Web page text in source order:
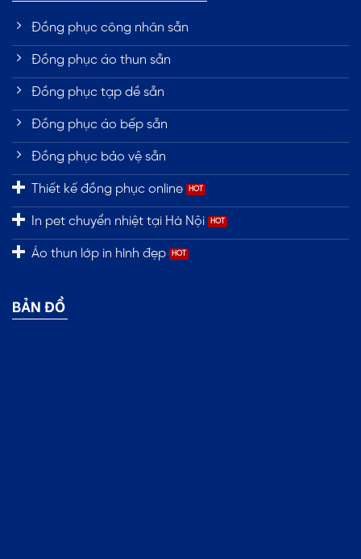
Đồng phục công nhân sẵn
Đồng phục áo thun sẵn
Đồng phục tạp dề sẵn
Đồng phục áo bếp sẵn
Đồng phục bảo vệ sẵn
Thiết kế đồng phục online
In pet chuyển nhiệt tại Hà Nội
Áo thun lớp in hình đẹp
BẢN ĐỒ